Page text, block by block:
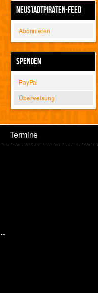
NEUSTADTPIRATEN-FEED
Abonnieren
SPENDEN
PayPal
Überweisung
Termine